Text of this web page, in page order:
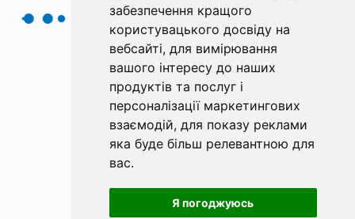
забезпечення кращого
користувацького досвіду на
вебсайті, для вимірювання
вашого інтересу до наших
продуктів та послуг і
персоналізації маркетингових
взаємодій, для показу реклами
яка буде більш релевантною для
вас.
Я погоджуюсь